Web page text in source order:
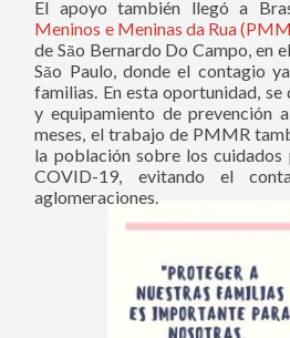
El apoyo también llegó a
Meninos e Meninas da Rua
de São Bernardo Do Campo, en
São Paulo, donde el contagio
familias. En esta oportunidad,
y equipamiento de prevención
meses, el trabajo de PMMR
la población sobre los cuidados
COVID-19, evitando el
aglomeraciones.